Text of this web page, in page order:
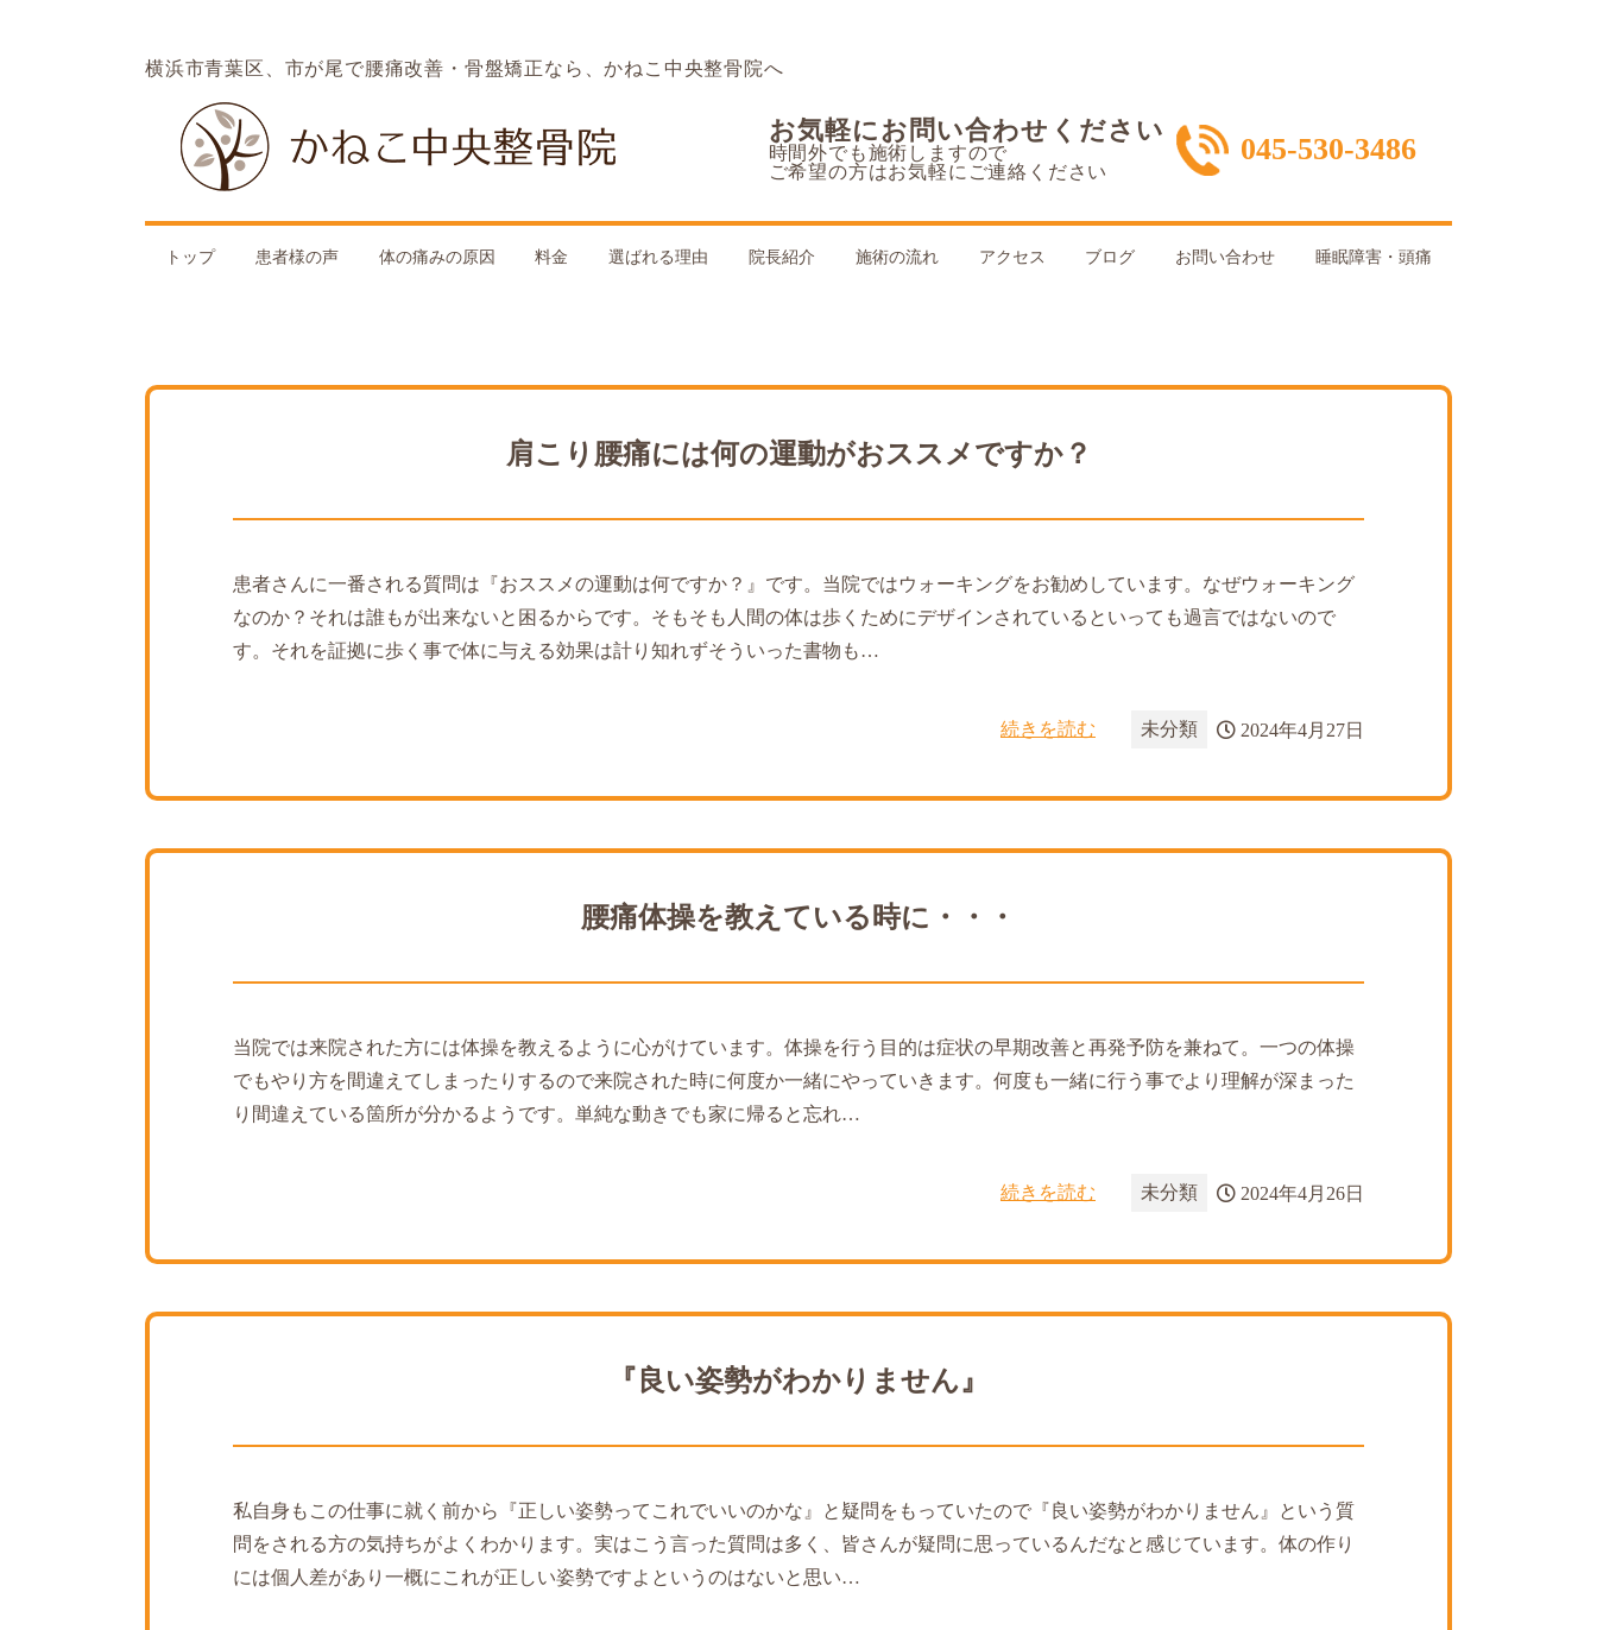
横浜市青葉区、市が尾で腰痛改善・骨盤矯正なら、かねこ中央整骨院へ
お気軽にお問い合わせください
時間外でも施術しますので
ご希望の方はお気軽にご連絡ください
045-530-3486
トップ 患者様の声 体の痛みの原因 料金 選ばれる理由 院長紹介 施術の流れ アクセス ブログ お問い合わせ 睡眠障害・頭痛
肩こり腰痛には何の運動がおススメですか？
患者さんに一番される質問は『おススメの運動は何ですか？』です。当院ではウォーキングをお勧めしています。なぜウォーキング
なのか？それは誰もが出来ないと困るからです。そもそも人間の体は歩くためにデザインされているといっても過言ではないので
す。それを証拠に歩く事で体に与える効果は計り知れずそういった書物も…
続きを読む 未分類 2024年4月27日
腰痛体操を教えている時に・・・
当院では来院された方には体操を教えるように心がけています。体操を行う目的は症状の早期改善と再発予防を兼ねて。一つの体操
でもやり方を間違えてしまったりするので来院された時に何度か一緒にやっていきます。何度も一緒に行う事でより理解が深まった
り間違えている箇所が分かるようです。単純な動きでも家に帰ると忘れ…
続きを読む 未分類 2024年4月26日
『良い姿勢がわかりません』
私自身もこの仕事に就く前から『正しい姿勢ってこれでいいのかな』と疑問をもっていたので『良い姿勢がわかりません』という質
問をされる方の気持ちがよくわかります。実はこう言った質問は多く、皆さんが疑問に思っているんだなと感じています。体の作り
には個人差があり一概にこれが正しい姿勢ですよというのはないと思い…